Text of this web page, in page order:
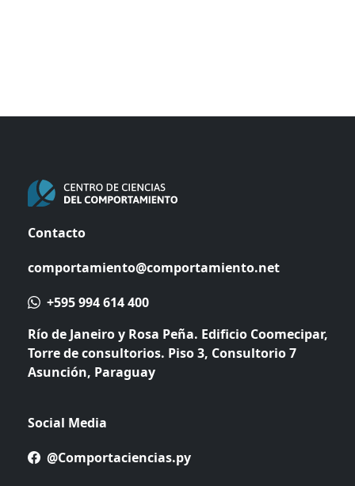
Contacto
comportamiento@comportamiento.net
+595 994 614 400
Río de Janeiro y Rosa Peña. Edificio Coomecipar,
Torre de consultorios. Piso 3, Consultorio 7
Asunción, Paraguay
Social Media
@Comportaciencias.py